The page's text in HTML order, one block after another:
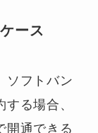
ース
ソフトバン
る場合、
開通できる